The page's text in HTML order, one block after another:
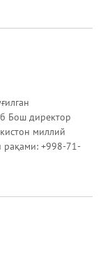
Бош директор
миллий
рақами: +998-71-